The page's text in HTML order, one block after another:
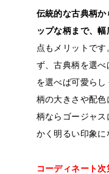
伝統的な古典柄
ップな柄まで、
点もメリットで
ず、古典柄を選
を選べば可愛らし
柄の大きさや配
柄ならゴージャス
かく明るい印象に
コーディネート